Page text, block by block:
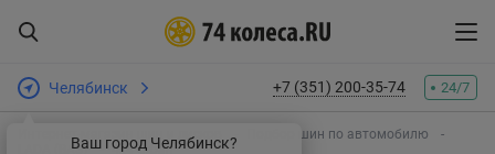
Челябинск
Ваш город Челябинск?
+7 (351) 200-35-74 24/7
Интернет-магазин шин и дисков
Подбор шин по автомобилю
LADA (ВАЗ)
4x4 Urban